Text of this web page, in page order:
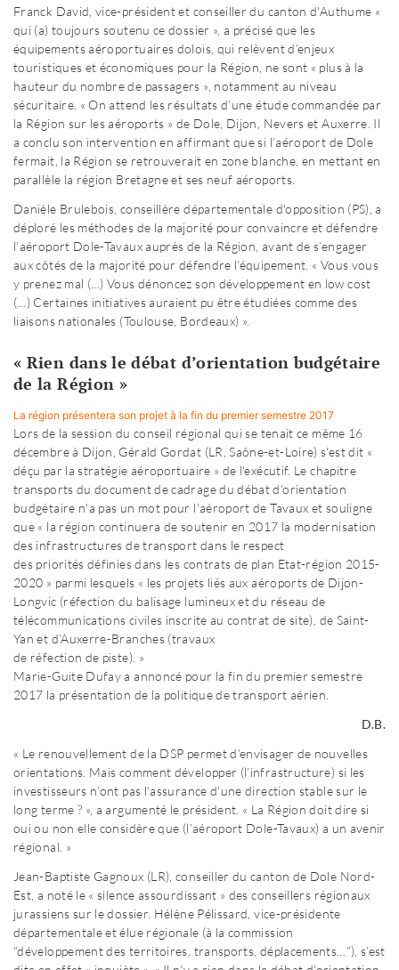
Franck David, vice-président et conseiller du canton d’Authume «
qui (a) toujours soutenu ce dossier », a précisé que les
équipements aéroportuaires dolois, qui relèvent d’enjeux
touristiques et économiques pour la Région, ne sont « plus à la
hauteur du nombre de passagers », notamment au niveau
sécuritaire. « On attend les résultats d’une étude commandée par
la Région sur les aéroports » de Dole, Dijon, Nevers et Auxerre. Il
a conclu son intervention en affirmant que si l’aéroport de Dole
fermait, la Région se retrouverait en zone blanche, en mettant en
parallèle la région Bretagne et ses neuf aéroports.
Danièle Brulebois, conseillère départementale d'opposition (PS), a
déploré les méthodes de la majorité pour convaincre et défendre
l’aéroport Dole-Tavaux auprès de la Région, avant de s’engager
aux côtés de la majorité pour défendre l’équipement. « Vous vous
y prenez mal (…) Vous dénoncez son développement en low cost
(…) Certaines initiatives auraient pu être étudiées comme des
liaisons nationales (Toulouse, Bordeaux) ».
« Rien dans le débat d’orientation budgétaire
de la Région »
La région présentera son projet à la fin du premier semestre 2017
Lors de la session du conseil régional qui se tenait ce même 16
décembre à Dijon, Gérald Gordat (LR, Saône-et-Loire) s'est dit «
déçu par la stratégie aéroportuaire » de l'exécutif. Le chapitre
transports du document de cadrage du débat d'orientation
budgétaire n'a pas un mot pour l'aéroport de Tavaux et souligne
que « la région continuera de soutenir en 2017 la modernisation
des infrastructures de transport dans le respect
des priorités définies dans les contrats de plan Etat-région 2015-
2020 » parmi lesquels « les projets liés aux aéroports de Dijon-
Longvic (réfection du balisage lumineux et du réseau de
télécommunications civiles inscrite au contrat de site), de Saint-
Yan et d’Auxerre-Branches (travaux
de réfection de piste). »
Marie-Guite Dufay a annoncé pour la fin du premier semestre
2017 la présentation de la politique de transport aérien.
D.B.
« Le renouvellement de la DSP permet d’envisager de nouvelles
orientations. Mais comment développer (l’infrastructure) si les
investisseurs n’ont pas l’assurance d’une direction stable sur le
long terme ? », a argumenté le président. « La Région doit dire si
oui ou non elle considère que (l’aéroport Dole-Tavaux) a un avenir
régional. »
Jean-Baptiste Gagnoux (LR), conseiller du canton de Dole Nord-
Est, a noté le « silence assourdissant » des conseillers régionaux
jurassiens sur le dossier. Hélène Pélissard, vice-présidente
départementale et élue régionale (à la commission
“développement des territoires, transports, déplacements…”), s’est